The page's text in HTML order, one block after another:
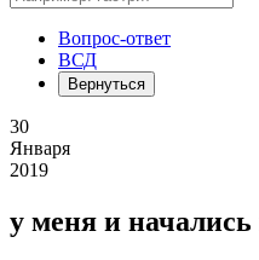
Вопрос-ответ
ВСД
Вернуться
30
Января
2019
у меня и